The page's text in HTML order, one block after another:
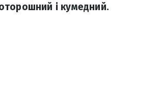
і кумедний.